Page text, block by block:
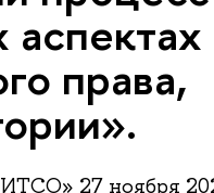
права,
27 ноября